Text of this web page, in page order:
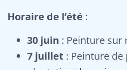
Horaire de l’été :
30 juin : Peinture sur
7 juillet : Peinture